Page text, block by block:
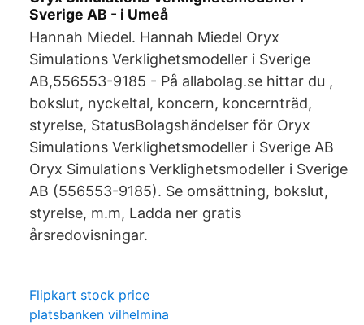
Sverige AB - i Umeå
Hannah Miedel. Hannah Miedel Oryx
Simulations Verklighetsmodeller i Sverige
AB,556553-9185 - På allabolag.se hittar du ,
bokslut, nyckeltal, koncern, koncernträd,
styrelse, StatusBolagshändelser för Oryx
Simulations Verklighetsmodeller i Sverige AB
Oryx Simulations Verklighetsmodeller i Sverige
AB (556553-9185). Se omsättning, bokslut,
styrelse, m.m, Ladda ner gratis
årsredovisningar.
Flipkart stock price
platsbanken vilhelmina